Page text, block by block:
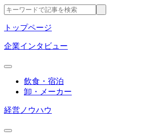
トップページ
企業インタビュー
飲食・宿泊
卸・メーカー
経営ノウハウ